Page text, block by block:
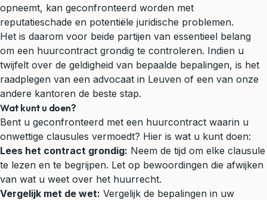
opneemt, kan geconfronteerd worden met
reputatieschade en potentiële juridische problemen.
Het is daarom voor beide partijen van essentieel belang
om een huurcontract grondig te controleren. Indien u
twijfelt over de geldigheid van bepaalde bepalingen, is het
raadplegen van een advocaat in Leuven of een van onze
andere kantoren de beste stap.
Wat kunt u doen?
Bent u geconfronteerd met een huurcontract waarin u
onwettige clausules vermoedt? Hier is wat u kunt doen:
Lees het contract grondig: Neem de tijd om elke clausule
te lezen en te begrijpen. Let op bewoordingen die afwijken
van wat u weet over het huurrecht.
Vergelijk met de wet: Vergelijk de bepalingen in uw